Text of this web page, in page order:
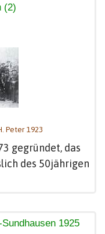
(2)
Peter 1923
gegründet, das
des 50jährigen
1925